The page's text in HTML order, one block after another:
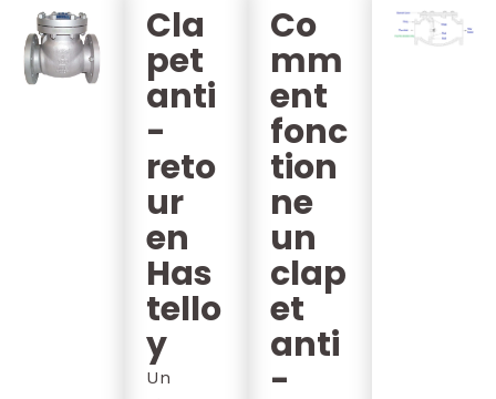
Cla
pet
anti
-
reto
ur
en
Has
tello
y
Un
Co
mm
ent
fonc
tion
ne
un
clap
et
anti
-